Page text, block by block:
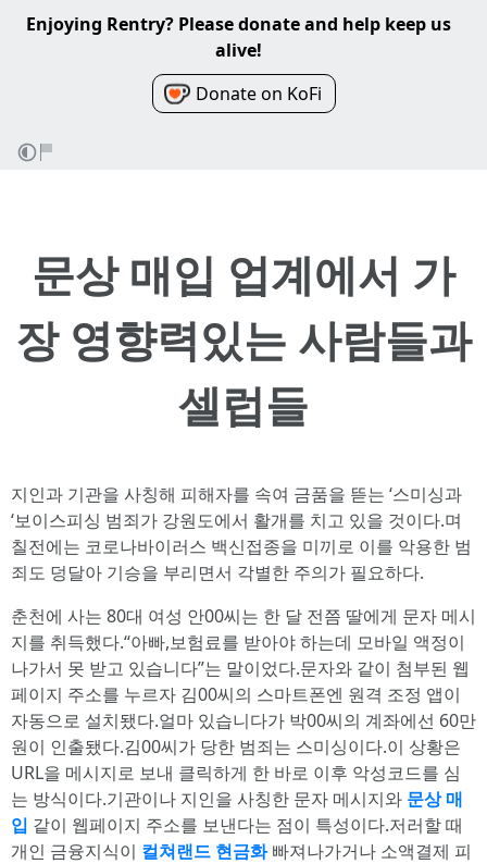
Enjoying Rentry? Please donate and help keep us
alive!
Donate on KoFi
문상 매입 업계에서 가
장 영향력있는 사람들과
셀럽들
지인과 기관을 사칭해 피해자를 속여 금품을 뜯는 ‘스미싱과
‘보이스피싱 범죄가 강원도에서 활개를 치고 있을 것이다.며
칠전에는 코로나바이러스 백신접종을 미끼로 이를 악용한 범
죄도 덩달아 기승을 부리면서 각별한 주의가 필요하다.
춘천에 사는 80대 여성 안00씨는 한 달 전쯤 딸에게 문자 메시
지를 취득했다.“아빠,보험료를 받아야 하는데 모바일 액정이
나가서 못 받고 있습니다”는 말이었다.문자와 같이 첨부된 웹
페이지 주소를 누르자 김00씨의 스마트폰엔 원격 조정 앱이
자동으로 설치됐다.얼마 있습니다가 박00씨의 계좌에선 60만
원이 인출됐다.김00씨가 당한 범죄는 스미싱이다.이 상황은
URL을 메시지로 보내 클릭하게 한 바로 이후 악성코드를 심
는 방식이다.기관이나 지인을 사칭한 문자 메시지와 문상 매
입 같이 웹페이지 주소를 보낸다는 점이 특성이다.저러할 때
개인 금융지식이 컬쳐랜드 현금화빠져나가거나 소액결제 피